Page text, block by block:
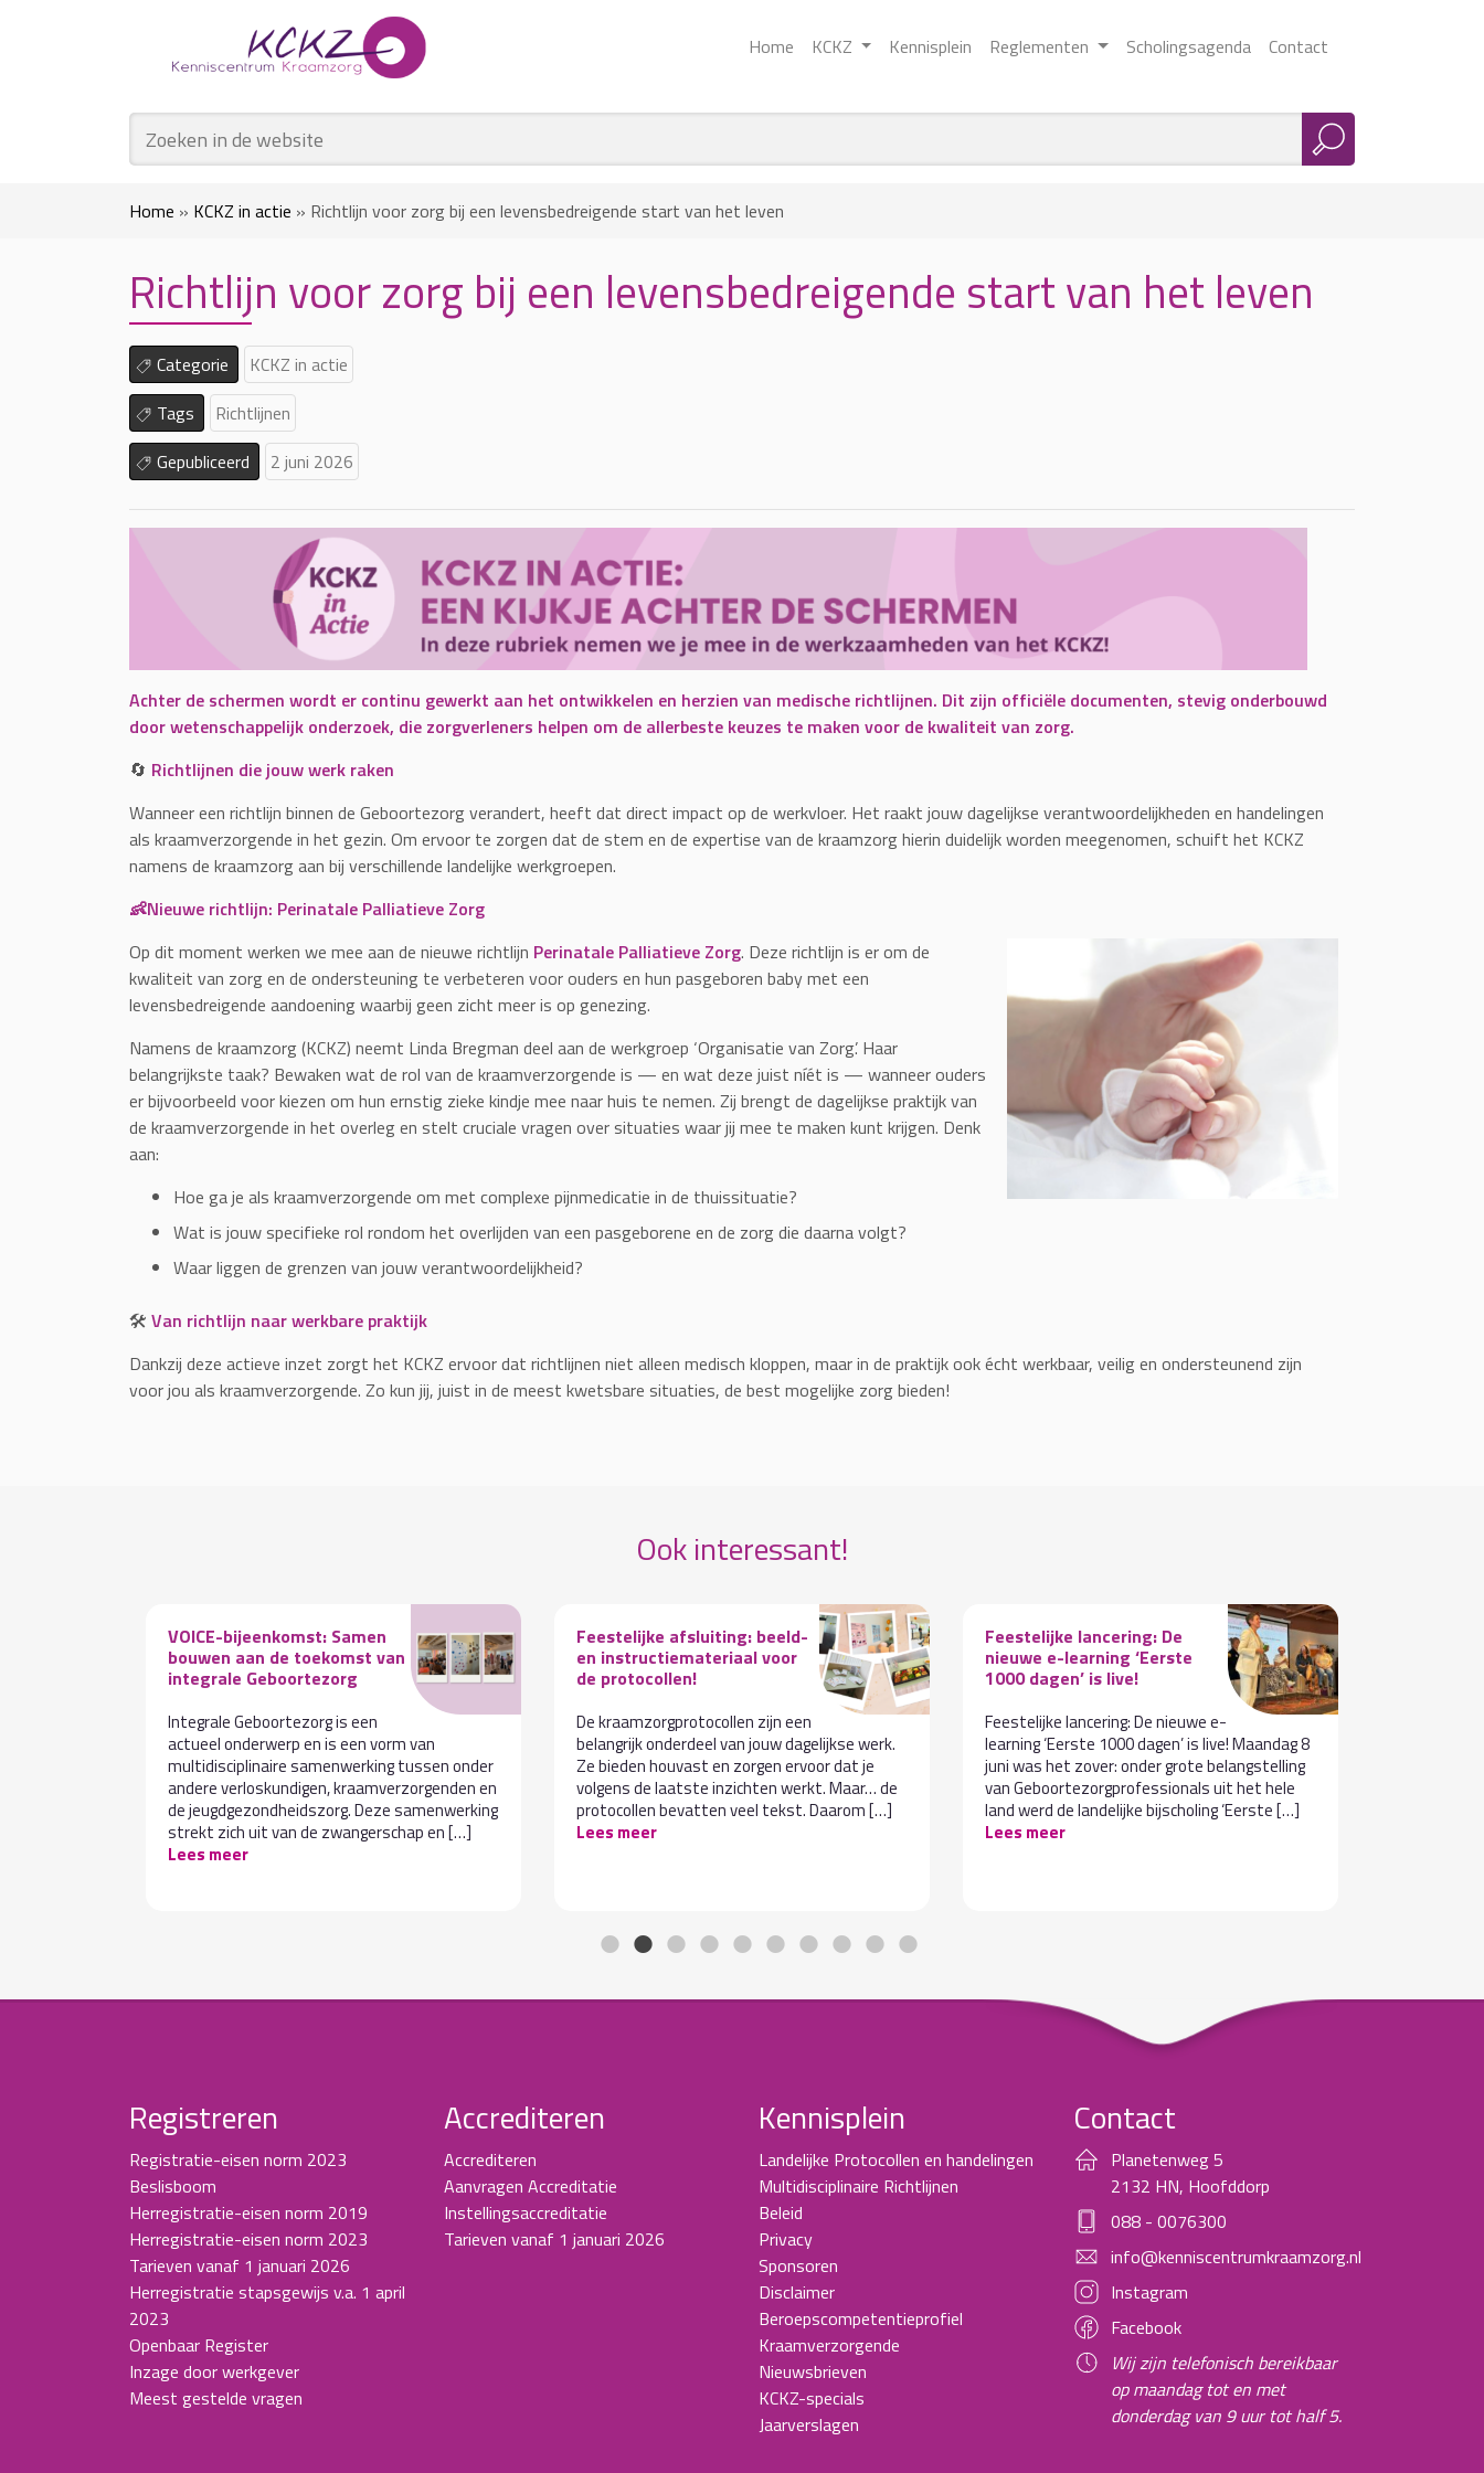
Home KCKZ Kennisplein Reglementen Scholingsagenda Contact
Home » KCKZ in actie » Richtlijn voor zorg bij een levensbedreigende start van het leven
Richtlijn voor zorg bij een levensbedreigende start van het leven
Categorie
KCKZ in actie
Tags
Richtlijnen
Gepubliceerd
2 juni 2026
Achter de schermen wordt er continu gewerkt aan het ontwikkelen en herzien van medische richtlijnen. Dit zijn officiële documenten, stevig onderbouwd
door wetenschappelijk onderzoek, die zorgverleners helpen om de allerbeste keuzes te maken voor de kwaliteit van zorg.
🔄 Richtlijnen die jouw werk raken
Wanneer een richtlijn binnen de Geboortezorg verandert, heeft dat direct impact op de werkvloer. Het raakt jouw dagelijkse verantwoordelijkheden en handelingen
als kraamverzorgende in het gezin. Om ervoor te zorgen dat de stem en de expertise van de kraamzorg hierin duidelijk worden meegenomen, schuift het KCKZ
namens de kraamzorg aan bij verschillende landelijke werkgroepen.
👶Nieuwe richtlijn: Perinatale Palliatieve Zorg
Op dit moment werken we mee aan de nieuwe richtlijn Perinatale Palliatieve Zorg. Deze richtlijn is er om de
kwaliteit van zorg en de ondersteuning te verbeteren voor ouders en hun pasgeboren baby met een
levensbedreigende aandoening waarbij geen zicht meer is op genezing.
Namens de kraamzorg (KCKZ) neemt Linda Bregman deel aan de werkgroep ‘Organisatie van Zorg’. Haar
belangrijkste taak? Bewaken wat de rol van de kraamverzorgende is — en wat deze juist níét is — wanneer ouders
er bijvoorbeeld voor kiezen om hun ernstig zieke kindje mee naar huis te nemen. Zij brengt de dagelijkse praktijk van
de kraamverzorgende in het overleg en stelt cruciale vragen over situaties waar jij mee te maken kunt krijgen. Denk
aan:
Hoe ga je als kraamverzorgende om met complexe pijnmedicatie in de thuissituatie?
Wat is jouw specifieke rol rondom het overlijden van een pasgeborene en de zorg die daarna volgt?
Waar liggen de grenzen van jouw verantwoordelijkheid?
🛠️ Van richtlijn naar werkbare praktijk
Dankzij deze actieve inzet zorgt het KCKZ ervoor dat richtlijnen niet alleen medisch kloppen, maar in de praktijk ook écht werkbaar, veilig en ondersteunend zijn
voor jou als kraamverzorgende. Zo kun jij, juist in de meest kwetsbare situaties, de best mogelijke zorg bieden!
Ook interessant!
VOICE-bijeenkomst: Samen
bouwen aan de toekomst van
integrale Geboortezorg
Integrale Geboortezorg is een
actueel onderwerp en is een vorm van
multidisciplinaire samenwerking tussen onder
andere verloskundigen, kraamverzorgenden en
de jeugdgezondheidszorg. Deze samenwerking
strekt zich uit van de zwangerschap en […]
Lees meer
Feestelijke afsluiting: beeld-
en instructiemateriaal voor
de protocollen!
De kraamzorgprotocollen zijn een
belangrijk onderdeel van jouw dagelijkse werk.
Ze bieden houvast en zorgen ervoor dat je
volgens de laatste inzichten werkt. Maar… de
protocollen bevatten veel tekst. Daarom […]
Lees meer
Feestelijke lancering: De
nieuwe e-learning ‘Eerste
1000 dagen’ is live!
Feestelijke lancering: De nieuwe e-
learning ‘Eerste 1000 dagen’ is live! Maandag 8
juni was het zover: onder grote belangstelling
van Geboortezorgprofessionals uit het hele
land werd de landelijke bijscholing ‘Eerste […]
Lees meer
Registreren
Registratie-eisen norm 2023
Beslisboom
Herregistratie-eisen norm 2019
Herregistratie-eisen norm 2023
Tarieven vanaf 1 januari 2026
Herregistratie stapsgewijs v.a. 1 april
2023
Openbaar Register
Inzage door werkgever
Meest gestelde vragen
Accrediteren
Accrediteren
Aanvragen Accreditatie
Instellingsaccreditatie
Tarieven vanaf 1 januari 2026
Kennisplein
Landelijke Protocollen en handelingen
Multidisciplinaire Richtlijnen
Beleid
Privacy
Sponsoren
Disclaimer
Beroepscompetentieprofiel
Kraamverzorgende
Nieuwsbrieven
KCKZ-specials
Jaarverslagen
Contact
Planetenweg 5
2132 HN, Hoofddorp
088 - 0076300
info@kenniscentrumkraamzorg.nl
Instagram
Facebook
Wij zijn telefonisch bereikbaar
op maandag tot en met
donderdag van 9 uur tot half 5.